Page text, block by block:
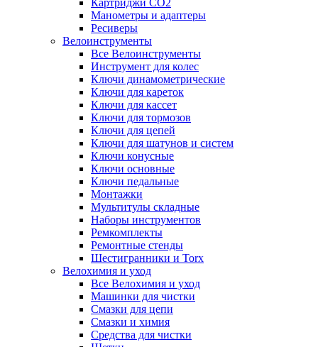
Картриджи CO2
Манометры и адаптеры
Ресиверы
Велоинструменты
Все Велоинструменты
Инструмент для колес
Ключи динамометрические
Ключи для кареток
Ключи для кассет
Ключи для тормозов
Ключи для цепей
Ключи для шатунов и систем
Ключи конусные
Ключи основные
Ключи педальные
Монтажки
Мультитулы складные
Наборы инструментов
Ремкомплекты
Ремонтные стенды
Шестигранники и Torx
Велохимия и уход
Все Велохимия и уход
Машинки для чистки
Смазки для цепи
Смазки и химия
Средства для чистки